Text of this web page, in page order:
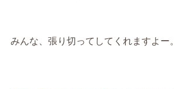
みんな、張り切ってしてくれますよー。